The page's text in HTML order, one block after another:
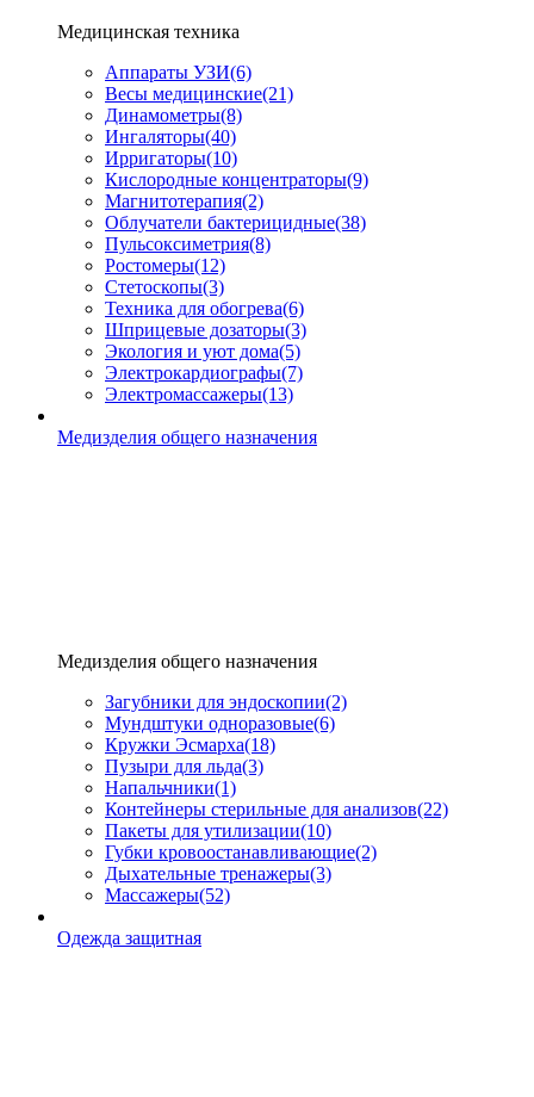
Медицинская техника
Аппараты УЗИ(6)
Весы медицинские(21)
Динамометры(8)
Ингаляторы(40)
Ирригаторы(10)
Кислородные концентраторы(9)
Магнитотерапия(2)
Облучатели бактерицидные(38)
Пульсоксиметрия(8)
Ростомеры(12)
Стетоскопы(3)
Техника для обогрева(6)
Шприцевые дозаторы(3)
Экология и уют дома(5)
Электрокардиографы(7)
Электромассажеры(13)
Медизделия общего назначения
Медизделия общего назначения
Загубники для эндоскопии(2)
Мундштуки одноразовые(6)
Кружки Эсмарха(18)
Пузыри для льда(3)
Напальчники(1)
Контейнеры стерильные для анализов(22)
Пакеты для утилизации(10)
Губки кровоостанавливающие(2)
Дыхательные тренажеры(3)
Массажеры(52)
Одежда защитная